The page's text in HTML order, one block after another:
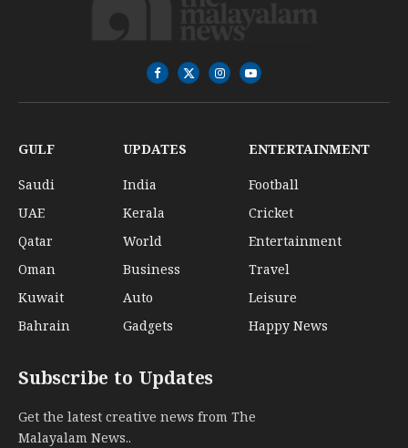
Facebook
X
(Twitter)
InstagramYouTube
GULF
Saudi
UAE
Qatar
Oman
Kuwait
Bahrain
UPDATES
India
Kerala
World
Business
Auto
Gadgets
ENTERTAINMENT
Football
Cricket
Entertainment
Travel
Leisure
Happy News
Subscribe to Updates
Get the latest creative news from The
Malayalam News..